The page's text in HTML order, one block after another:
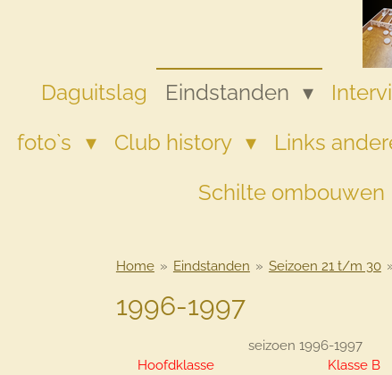
hoofdinhoud
Daguitslag Eindstanden
foto`s
Club history Links
Schilte ombouwen
Home » Eindstanden » Seizoen 21 t/m 30
1996-1997
seizoen 1996-1997
Hoofdklasse
Klasse B